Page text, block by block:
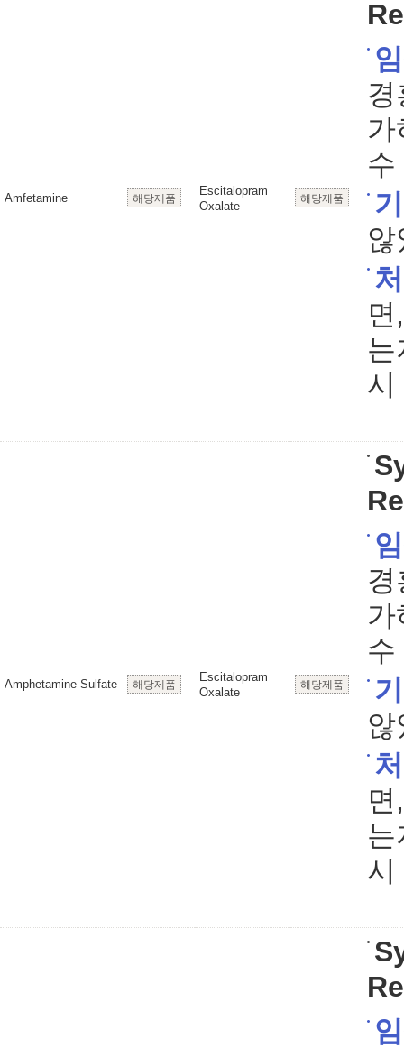
Amfetamine 해당제품
Escitalopram
Oxalate
해당제품
경
가
수
않
는
시
Amphetamine Sulfate 해당제품
Escitalopram
Oxalate
해당제품
경
가
수
않
는
시